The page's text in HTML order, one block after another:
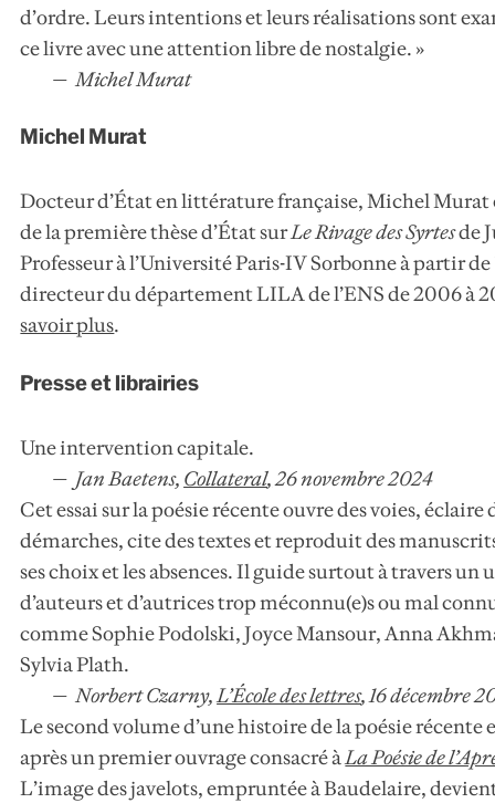
d’ordre. Leurs intentions et leurs réalisations sont
ce livre avec une attention libre de nostalgie. »
Michel Murat
Michel Murat
Docteur d’État en littérature française, Michel Murat
de la première thèse d’État surLe Rivage des Syrtesde
Professeur à l’Université Paris-IV Sorbonne à partir de
directeur du département LILA de l’ENS de 2006 à
savoir plus.
Presse et librairies
Une intervention capitale.
Jan Baetens, Collateral,26 novembre 2024
Cet essai sur la poésie récente ouvre des voies, éclaire
démarches, cite des textes et reproduit des
ses choix et les absences. Il guide surtout à travers un
d’auteurs et d’autrices trop méconnu(e)s ou mal
comme Sophie Podolski, Joyce Mansour, Anna
Sylvia Plath.
Norbert Czarny,L’École des lettres,16 décembre
Le second volume d’une histoire de la poésie récente
après un premier ouvrage consacré àLa Poésie de
L’image des javelots, empruntée à Baudelaire,